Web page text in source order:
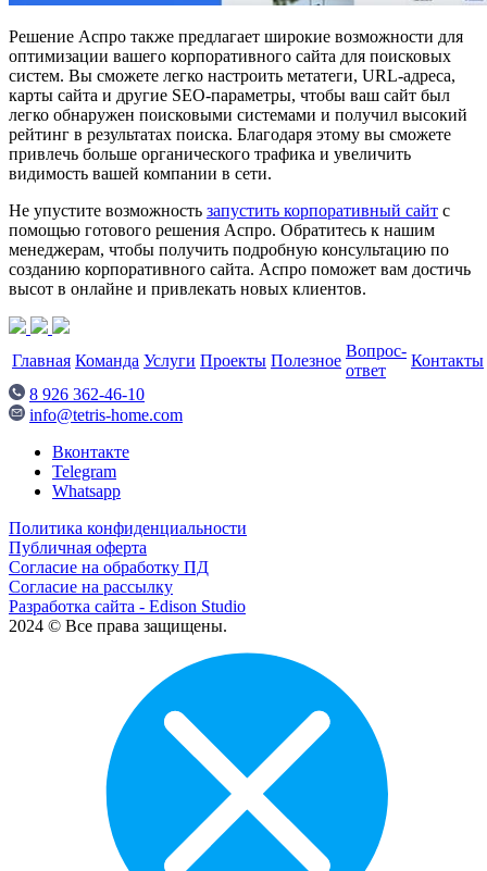
Решение Аспро также предлагает широкие возможности для
оптимизации вашего корпоративного сайта для поисковых
систем. Вы сможете легко настроить метатеги, URL-адреса,
карты сайта и другие SEO-параметры, чтобы ваш сайт был
легко обнаружен поисковыми системами и получил высокий
рейтинг в результатах поиска. Благодаря этому вы сможете
привлечь больше органического трафика и увеличить
видимость вашей компании в сети.
Не упустите возможность запустить корпоративный сайт с
помощью готового решения Аспро. Обратитесь к нашим
менеджерам, чтобы получить подробную консультацию по
созданию корпоративного сайта. Аспро поможет вам достичь
высот в онлайне и привлекать новых клиентов.
Главная Команда Услуги Проекты Полезное
Вопрос-
ответ
Контакты
8 926 362-46-10
info@tetris-home.com
Вконтакте
Telegram
Whatsapp
Политика конфиденциальности
Публичная оферта
Согласие на обработку ПД
Согласие на рассылку
Разработка сайта - Edison Studio
2024 © Все права защищены.